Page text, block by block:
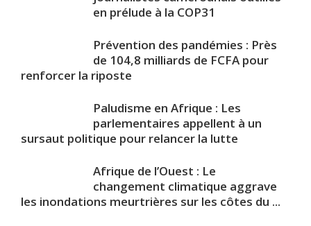
en prélude à la COP31
Prévention des pandémies : Près
de 104,8 milliards de FCFA pour
renforcer la riposte
Paludisme en Afrique : Les
parlementaires appellent à un
sursaut politique pour relancer la lutte
Afrique de l’Ouest : Le
changement climatique aggrave
les inondations meurtrières sur les côtes du ...